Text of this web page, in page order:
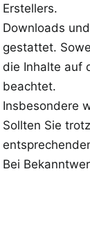
Erstellers.
Downloads
gestattet.
die Inhalte auf
beachtet.
Insbesondere
Sollten Sie
Bei